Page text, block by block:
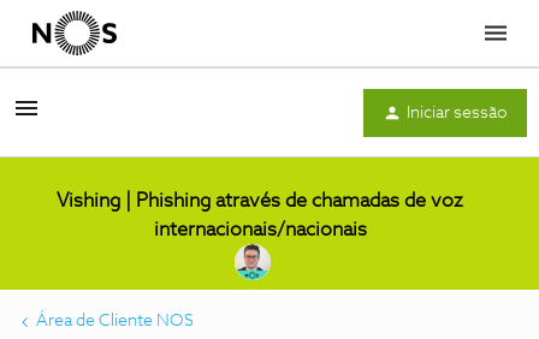
Menu
Iniciar sessão
Vishing | Phishing através de chamadas de voz
internacionais/nacionais
Área de Cliente NOS